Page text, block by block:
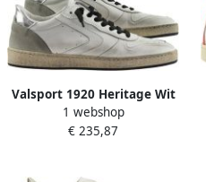
Valsport 1920 Heritage Wit
Zilver Sneakers
1 webshop
€ 235,87